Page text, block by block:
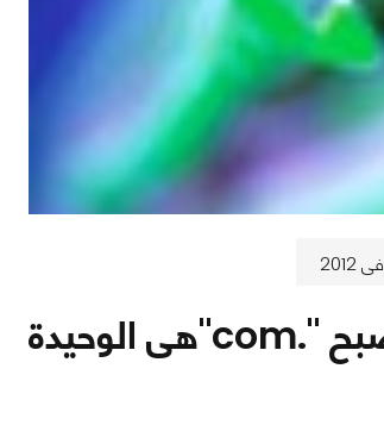
هيئة تنظيم الانترنت توسع مسميات المواقع حتى لاتصبح ".com"هى الوحيدة